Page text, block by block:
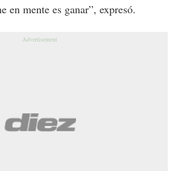
en mente es ganar”, expresó.